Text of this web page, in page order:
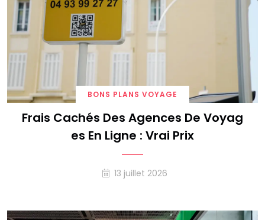
BONS PLANS VOYAGE
Frais Cachés Des Agences De Voyag
Es En Ligne : Vrai Prix
13 juillet 2026